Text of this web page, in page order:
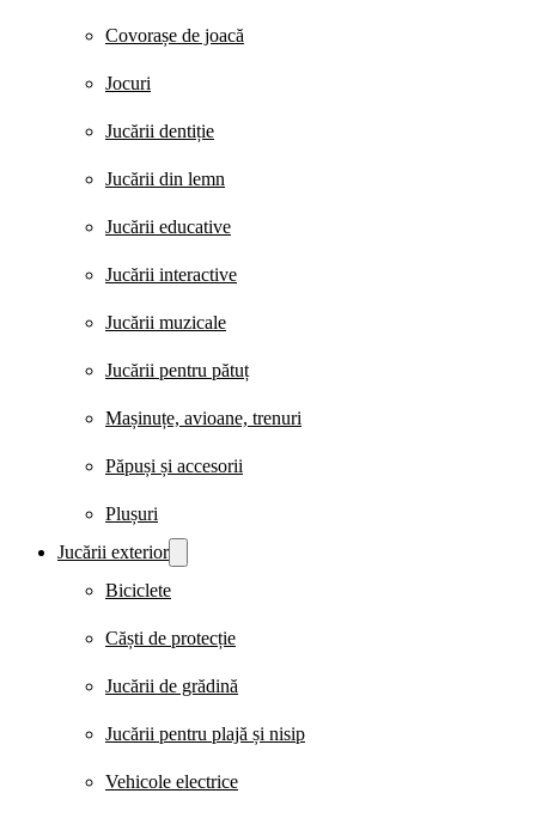
Covorașe de joacă
Jocuri
Jucării dentiție
Jucării din lemn
Jucării educative
Jucării interactive
Jucării muzicale
Jucării pentru pătuț
Mașinuțe, avioane, trenuri
Păpuși și accesorii
Plușuri
Jucării exterior
Biciclete
Căști de protecție
Jucării de grădină
Jucării pentru plajă și nisip
Vehicole electrice